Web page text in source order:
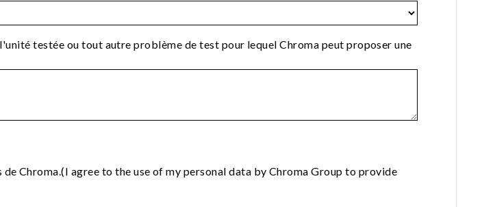
testée ou tout autre problème de test pour lequel Chroma peut proposer une
Chroma.(I agree to the use of my personal data by Chroma Group to provide